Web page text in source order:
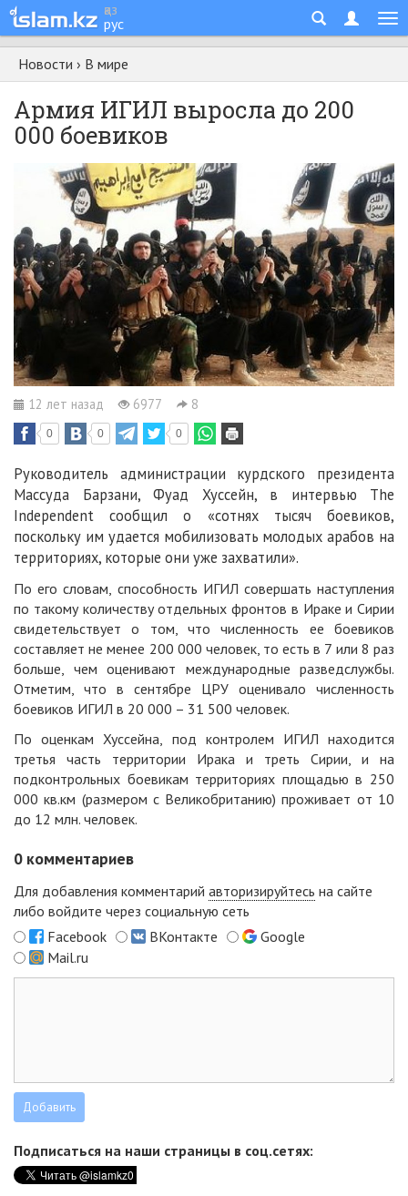
қаз
рус
Новости › В мире
Армия ИГИЛ выросла до 200
000 боевиков
12 лет назад 6977 8
0 0 0
Руководитель администрации курдского президента
Массуда Барзани, Фуад Хуссейн, в интервью The
Independent сообщил о «сотнях тысяч боевиков,
поскольку им удается мобилизовать молодых арабов на
территориях, которые они уже захватили».
По его словам, способность ИГИЛ совершать наступления
по такому количеству отдельных фронтов в Ираке и Сирии
свидетельствует о том, что численность ее боевиков
составляет не менее 200 000 человек, то есть в 7 или 8 раз
больше, чем оценивают международные разведслужбы.
Отметим, что в сентябре ЦРУ оценивало численность
боевиков ИГИЛ в 20 000 – 31 500 человек.
По оценкам Хуссейна, под контролем ИГИЛ находится
третья часть территории Ирака и треть Сирии, и на
подконтрольных боевикам территориях площадью в 250
000 кв.км (размером с Великобританию) проживает от 10
до 12 млн. человек.
0 комментариев
Для добавления комментарий авторизируйтесь на сайте
либо войдите через социальную сеть
Facebook
ВКонтакте
Google
Mail.ru
Подписаться на наши страницы в соц.сетях: